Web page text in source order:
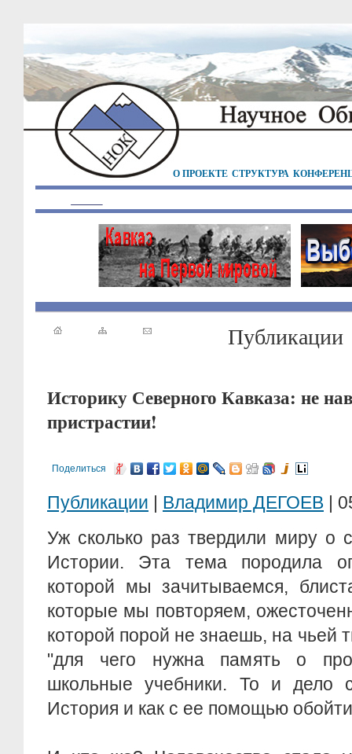
О ПРОЕКТЕ СТРУКТУРА
Публикации
Историку Северного Кавказа: не
пристрастии!
Поделиться
Публикации | Владимир ДЕГОЕВ |
Уж сколько раз твердили миру о
Истории. Эта тема породила
которой мы зачитываемся,
которые мы повторяем,
которой порой не знаешь, на чьей
"для чего нужна память о
школьные учебники. То и дело
История и как с ее помощью